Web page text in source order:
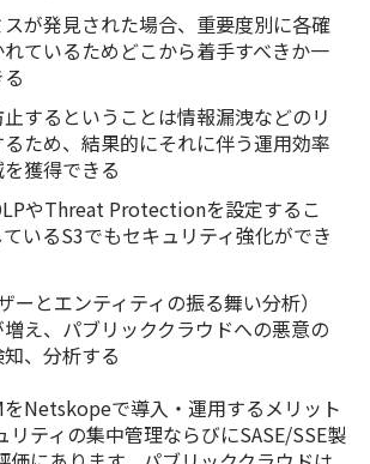
が発見された場合、重要度別に各確
ているためどこから着手すべきか一
するということは情報漏洩などのリ
ため、結果的にそれに伴う運用効率
獲得できる
やThreat Protectionを設定するこ
いるS3でもセキュリティ強化ができ
ーとエンティティの振る舞い分析）
え、パブリッククラウドへの悪意の
、分析する
をNetskopeで導入・運用するメリット
リティの集中管理ならびにSASE/SSE製